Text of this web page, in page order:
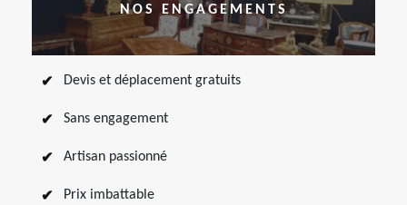
NOS ENGAGEMENTS
Devis et déplacement gratuits
Sans engagement
Artisan passionné
Prix imbattable